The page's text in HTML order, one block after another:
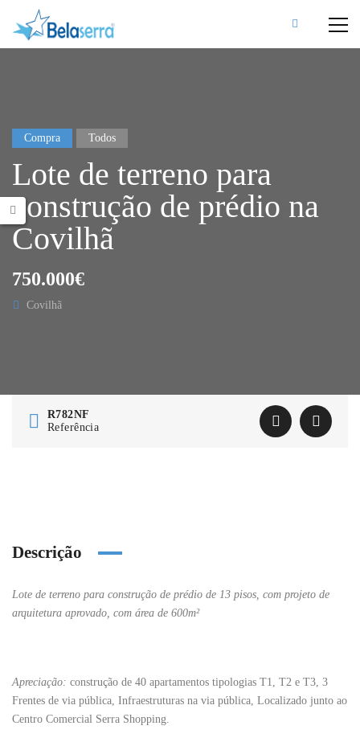
Compra Todos
Lote de terreno para
construção de prédio na
Covilhã
750.000€
Covilhã
R782NF
Referência
Descrição
Lote de terreno para construção de prédio de 13 pisos, com projeto de
arquitetura aprovado, com área de 600m²
Apreciação: construção de 40 apartamentos tipologias T1, T2 e T3, 3
Frentes de via pública, Infraestruturas na via pública, Localizado junto ao
Centro Comercial Serra Shopping.